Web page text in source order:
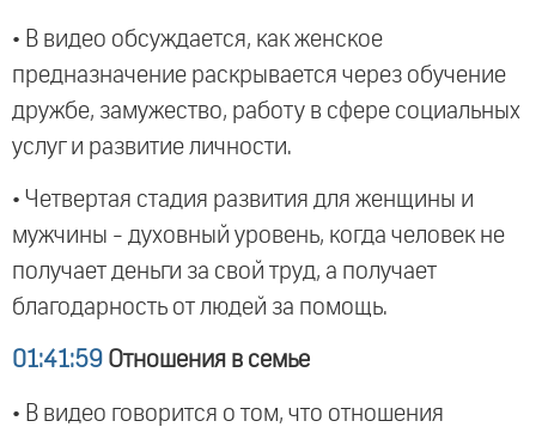
• В видео обсуждается, как женское
предназначение раскрывается через обучение
дружбе, замужество, работу в сфере социальных
услуг и развитие личности.
• Четвертая стадия развития для женщины и
мужчины - духовный уровень, когда человек не
получает деньги за свой труд, а получает
благодарность от людей за помощь.
01:41:59 Отношения в семье
• В видео говорится о том, что отношения